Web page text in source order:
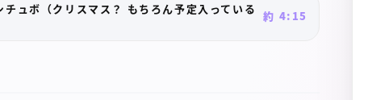
ュボ（クリスマス？ もちろん予定入っている 約 4:15